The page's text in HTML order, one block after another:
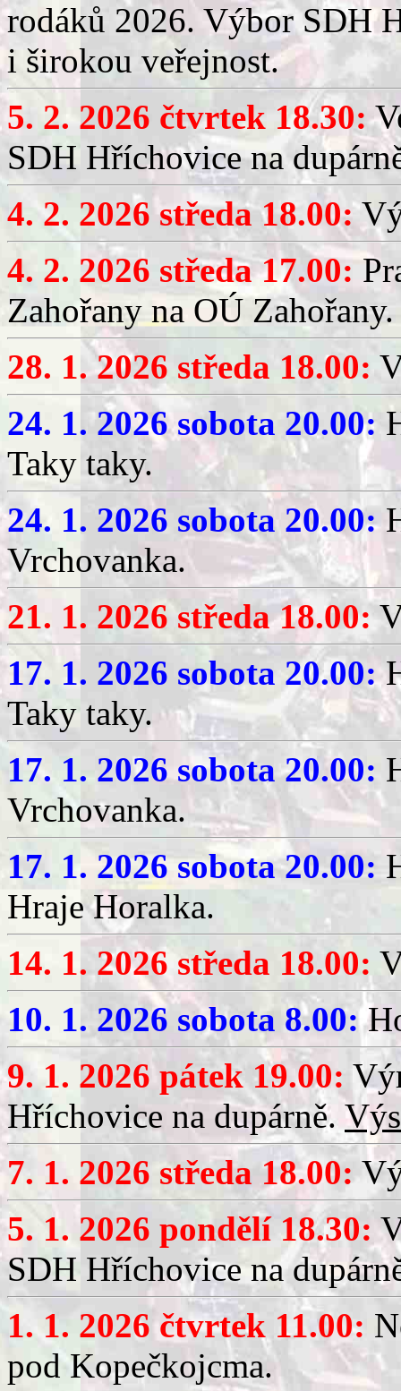
rodáků 2026. Výbor SDH
i širokou veřejnost.
5. 2. 2026 čtvrtek 18.30:
SDH Hříchovice na
4. 2. 2026 středa 18.00:
4. 2. 2026 středa 17.00:
Zahořany na OÚ Zahořany.
28. 1. 2026 středa 18.00:
24. 1. 2026 sobota 20.00:
Taky taky.
24. 1. 2026 sobota 20.00:
Vrchovanka.
21. 1. 2026 středa 18.00:
17. 1. 2026 sobota 20.00:
Taky taky.
17. 1. 2026 sobota 20.00:
Vrchovanka.
17. 1. 2026 sobota 20.00:
Hraje Horalka.
14. 1. 2026 středa 18.00:
10. 1. 2026 sobota 8.00:
9. 1. 2026 pátek 19.00:
Hříchovice na dupárně.
7. 1. 2026 středa 18.00:
5. 1. 2026 pondělí 18.30:
SDH Hříchovice na
1. 1. 2026 čtvrtek 11.00:
pod Kopečkojcma.